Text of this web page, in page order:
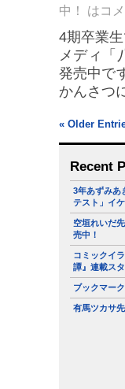
中！ はコ
4期卒業
メディ「
発売中で
かんさつ
« Older
Recent
3年あずみあ
テスト」イ
空垣れいだ
売中！
コミックイ
譚』連載スタ
ブックマー
有馬ツカサ